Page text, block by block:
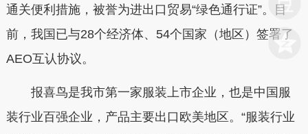
通关便利措施，被誉为进出口贸易“绿色通行证”。目
前，我国已与28个经济体、54个国家（地区）签署了
AEO互认协议。
报喜鸟是我市第一家服装上市企业，也是中国服
装行业百强企业，产品主要出口欧美地区。“服装行业